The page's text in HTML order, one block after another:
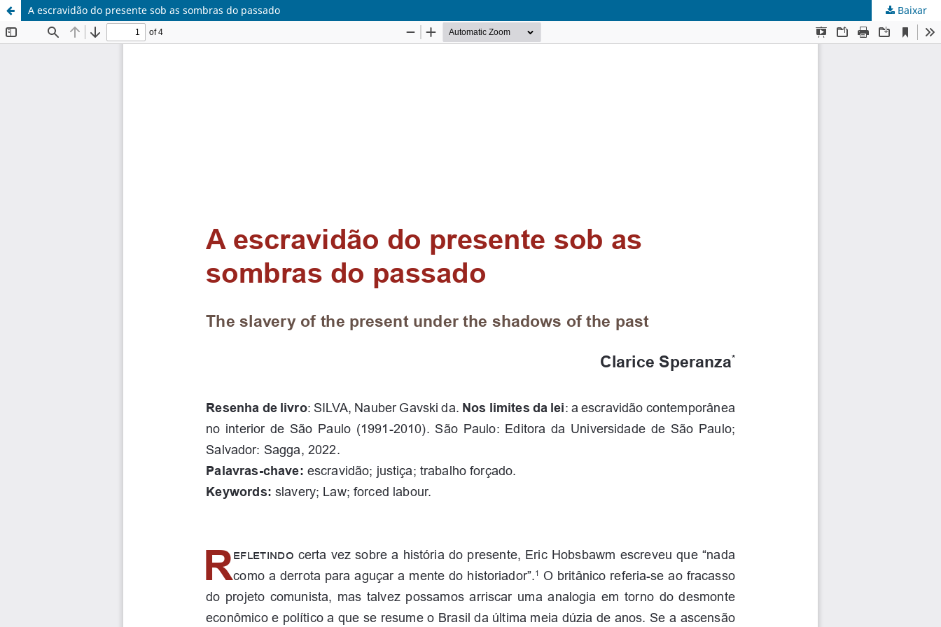
A escravidão do presente sob as sombras do passado Baixar